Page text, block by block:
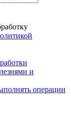
и
операции